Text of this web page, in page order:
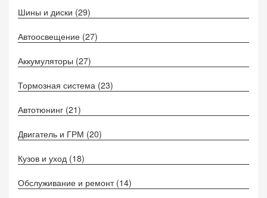
Шины и диски (29)
Автоосвещение (27)
Аккумуляторы (27)
Тормозная система (23)
Автотюнинг (21)
Двигатель и ГРМ (20)
Кузов и уход (18)
Обслуживание и ремонт (14)